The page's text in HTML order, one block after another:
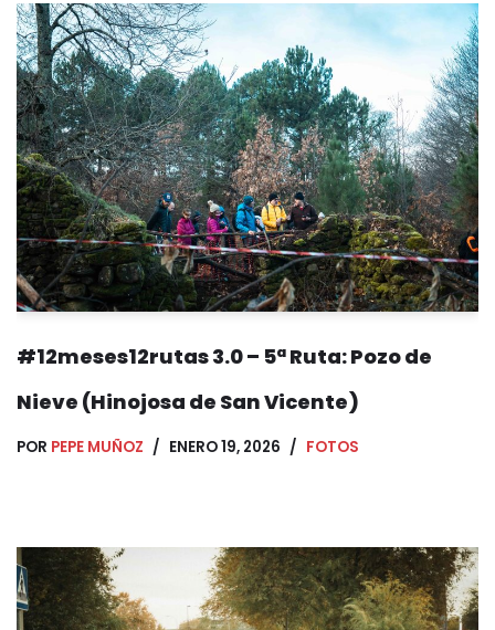
#12meses12rutas 3.0 – 5ª Ruta: Pozo de
Nieve (Hinojosa de San Vicente)
POR PEPE MUÑOZ ENERO 19, 2026 FOTOS